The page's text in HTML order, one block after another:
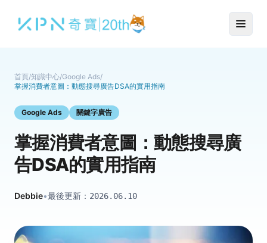
首頁/知識中心/Google Ads/
掌握消費者意圖：動態搜尋廣告DSA的實用指南
Google Ads 關鍵字廣告
掌握消費者意圖：動態搜尋廣
告DSA的實用指南
Debbie•最後更新： 2026.06.10